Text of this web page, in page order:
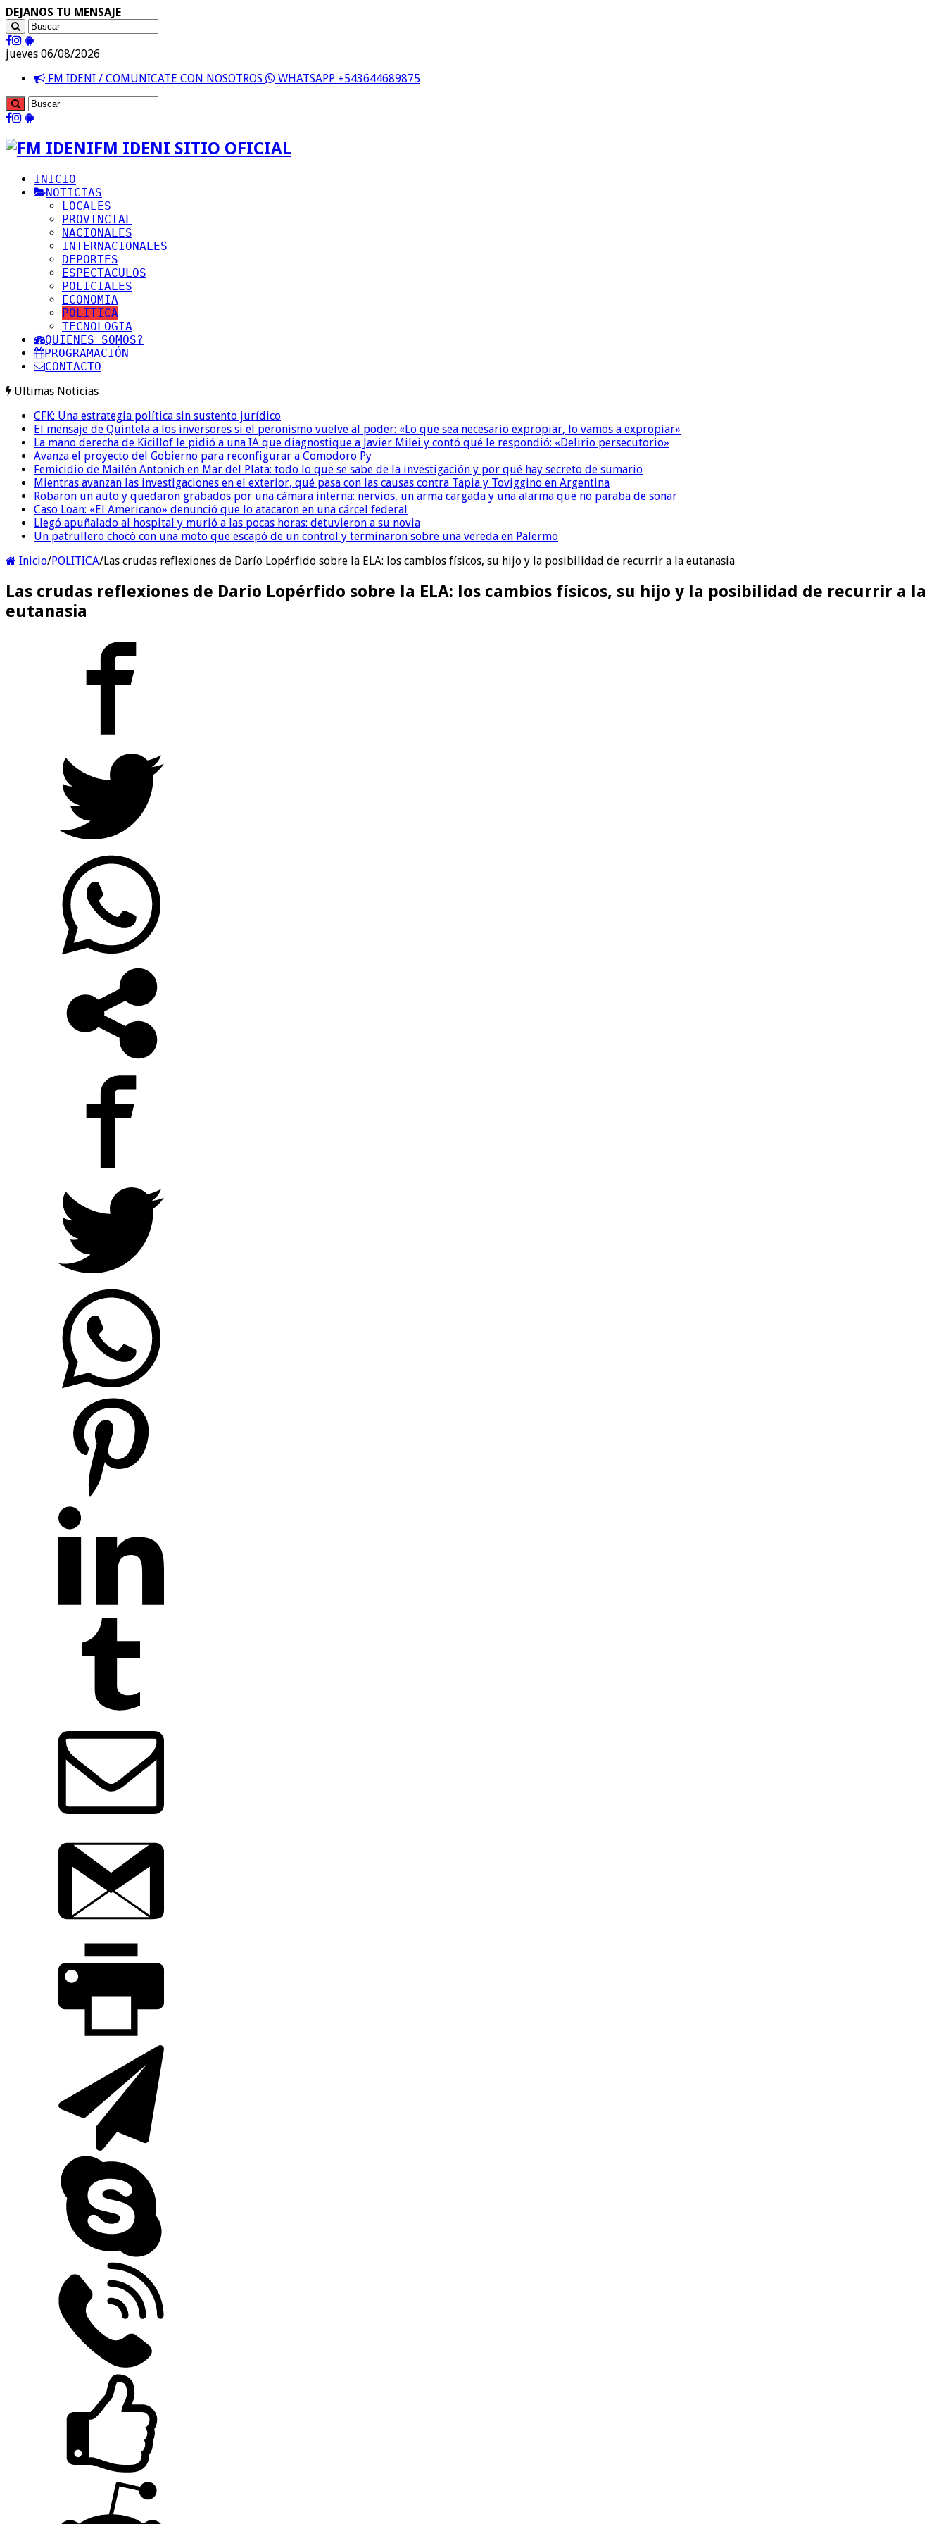
DEJANOS TU MENSAJE
jueves 06/08/2026
FM IDENI / COMUNICATE CON NOSOTROS
WHATSAPP +543644689875
FM IDENI SITIO OFICIAL
INICIO
NOTICIAS
LOCALES
PROVINCIAL
NACIONALES
INTERNACIONALES
DEPORTES
ESPECTACULOS
POLICIALES
ECONOMIA
POLITICA
TECNOLOGIA
QUIENES SOMOS?
PROGRAMACIÓN
CONTACTO
Ultimas Noticias
CFK: Una estrategia política sin sustento jurídico
El mensaje de Quintela a los inversores si el peronismo vuelve al poder: «Lo que sea necesario expropiar, lo vamos a expropiar»
La mano derecha de Kicillof le pidió a una IA que diagnostique a Javier Milei y contó qué le respondió: «Delirio persecutorio»
Avanza el proyecto del Gobierno para reconfigurar a Comodoro Py
Femicidio de Mailén Antonich en Mar del Plata: todo lo que se sabe de la investigación y por qué hay secreto de sumario
Mientras avanzan las investigaciones en el exterior, qué pasa con las causas contra Tapia y Toviggino en Argentina
Robaron un auto y quedaron grabados por una cámara interna: nervios, un arma cargada y una alarma que no paraba de sonar
Caso Loan: «El Americano» denunció que lo atacaron en una cárcel federal
Llegó apuñalado al hospital y murió a las pocas horas: detuvieron a su novia
Un patrullero chocó con una moto que escapó de un control y terminaron sobre una vereda en Palermo
Inicio/POLITICA/Las crudas reflexiones de Darío Lopérfido sobre la ELA: los cambios físicos, su hijo y la posibilidad de recurrir a la eutanasia
Las crudas reflexiones de Darío Lopérfido sobre la ELA: los cambios físicos, su hijo y la posibilidad de recurrir a la
eutanasia